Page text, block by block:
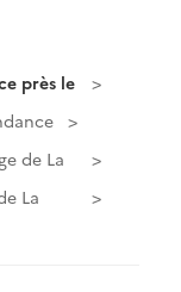
près le
de La
La